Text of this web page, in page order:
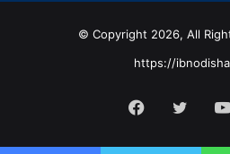
© Copyright 2026, All
https://
Facebook